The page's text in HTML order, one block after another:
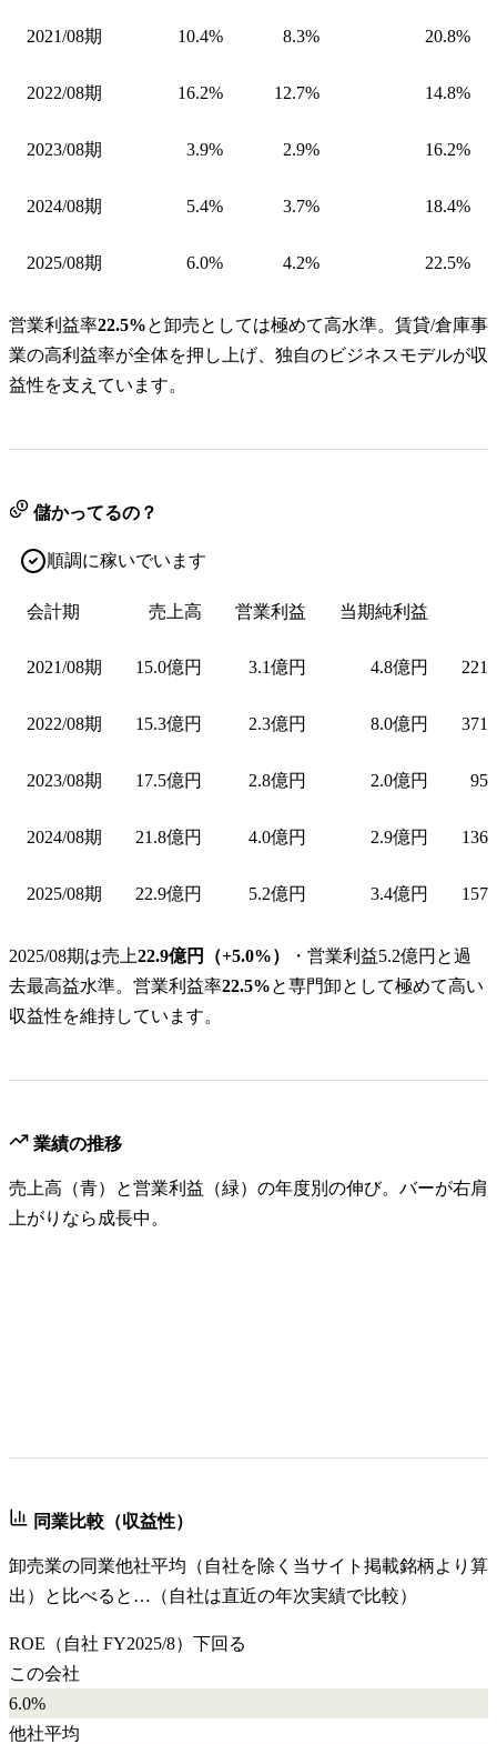
2021/08期 10.4% 8.3% 20.8%
2022/08期 16.2% 12.7% 14.8%
2023/08期 3.9% 2.9% 16.2%
2024/08期 5.4% 3.7% 18.4%
2025/08期 6.0% 4.2% 22.5%
営業利益率22.5%と卸売としては極めて高水準。賃貸/倉庫事
業の高利益率が全体を押し上げ、独自のビジネスモデルが収
益性を支えています。
儲かってるの？
順調に稼いでいます
会計期 売上高 営業利益 当期純利益
2021/08期 15.0億円 3.1億円 4.8億円
2022/08期 15.3億円 2.3億円 8.0億円
2023/08期 17.5億円 2.8億円 2.0億円
2024/08期 21.8億円 4.0億円 2.9億円
2025/08期 22.9億円 5.2億円 3.4億円
2025/08期は売上22.9億円（+5.0%）
・営業利益5.2億円と過
去最高益水準。営業利益率22.5%と専門卸として極めて高い
収益性を維持しています。
業績の推移
売上高（青）と営業利益（緑）の年度別の伸び。バーが右肩
上がりなら成長中。
同業比較（収益性）
卸売業の同業他社平均（自社を除く当サイト掲載銘柄より算
出）と比べると…（自社は直近の年次実績で比較）
ROE （自社 FY2025/8） 下回る
この会社
6.0%
他社平均